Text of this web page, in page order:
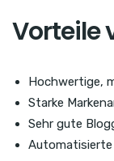
Vorteile
Hochwertige,
Starke
Sehr gute